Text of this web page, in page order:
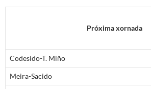
Próxima xornada
Codesido-T. Miño
Meira-Sacido